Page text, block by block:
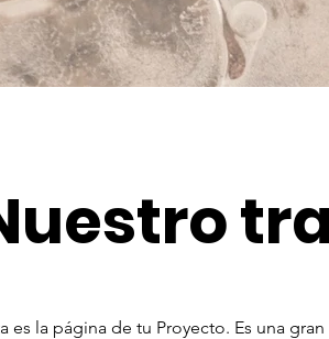
es la página de tu Proyecto. Es una